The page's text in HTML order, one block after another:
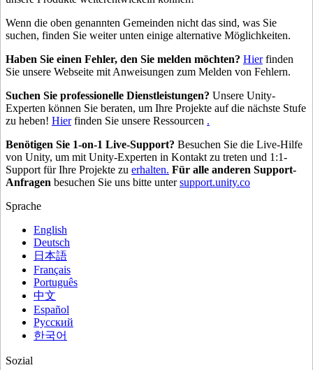
Wenn die oben genannten Gemeinden nicht das sind, was Sie
suchen, finden Sie weiter unten einige alternative Möglichkeiten.
Haben Sie einen Fehler, den Sie melden möchten? Hierfinden
Sie unsere Webseite mit Anweisungen zum Melden von Fehlern.
Suchen Sie professionelle Dienstleistungen? Unsere Unity-
Experten können Sie beraten, um Ihre Projekte auf die nächste Stufe
zu heben! Hierfinden Sie unsere Ressourcen .
Benötigen Sie 1-on-1 Live-Support? Besuchen Sie die Live-Hilfe
von Unity, um mit Unity-Experten in Kontakt zu treten und 1:1-
Support für Ihre Projekte zu erhalten. Für alle anderen Support-
Anfragen besuchen Sie uns bitte untersupport.unity.co
Sprache
English
Deutsch
日本語
Français
Português
中文
Español
Русский
한국어
Sozial